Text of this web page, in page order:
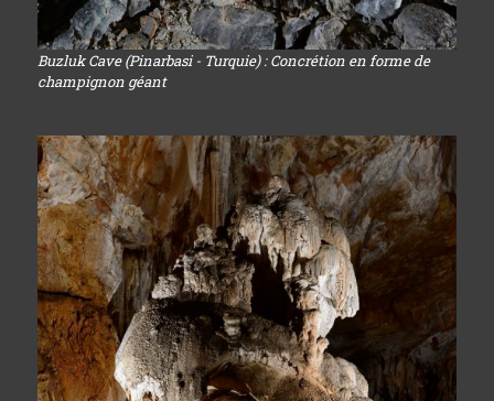
Buzluk Cave (Pinarbasi - Turquie) : Concrétion en forme de
champignon géant